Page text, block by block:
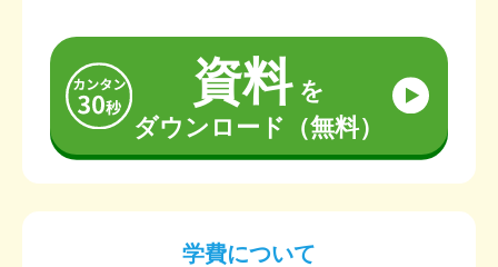
資料を
ダウンロード（無料）
学費について